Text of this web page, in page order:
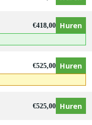
€418,00 Huren
€525,00 Huren
€525,00 Huren